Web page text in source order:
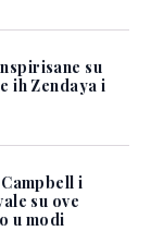
su
ih Zendaya i
i
su ove
u modi